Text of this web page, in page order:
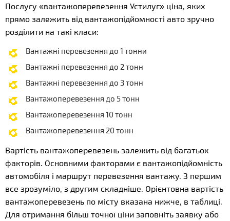
Послугу «вантажоперевезення Устилуг» ціна, яких
прямо залежить від вантажопідйомності авто зручно
розділити на такі класи:
Вантажні перевезення до 1 тонни
Вантажні перевезення до 2 тонн
Вантажні перевезення до 3 тонн
Вантажоперевезення до 5 тонн
Вантажоперевезення 10 тонн
Вантажоперевезення 20 тонн
Вартість вантажоперевезень залежить від багатьох
факторів. Основними факторами є вантажопідйомність
автомобіля і маршрут перевезення вантажу. З першим
все зрозуміло, з другим складніше. Орієнтовна вартість
вантажоперевезень по місту вказана нижче, в таблиці.
Для отримання більш точної ціни заповніть заявку або